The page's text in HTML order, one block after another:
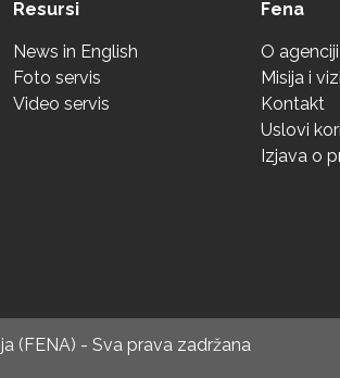
Resursi
News in English
Foto servis
Video servis
Fena
O agenciji
Misija i
Kontakt
Uslovi
Izjava o
(FENA) - Sva prava zadržana